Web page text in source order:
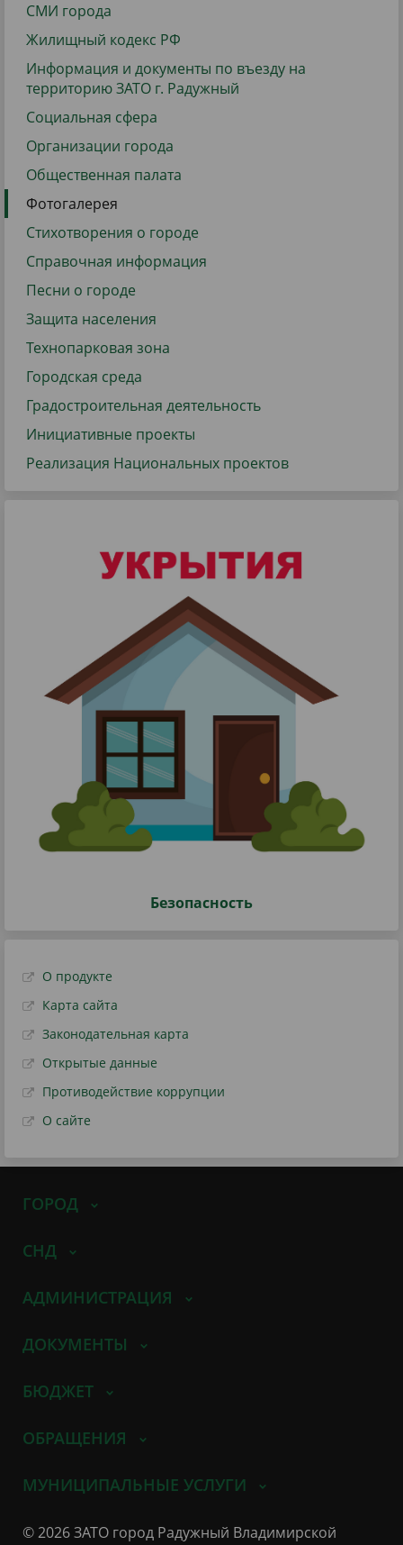
СМИ города
Жилищный кодекс РФ
Информация и документы по въезду на
территорию ЗАТО г. Радужный
Социальная сфера
Организации города
Общественная палата
Фотогалерея
Стихотворения о городе
Справочная информация
Песни о городе
Защита населения
Технопарковая зона
Городская среда
Градостроительная деятельность
Инициативные проекты
Реализация Национальных проектов
Безопасность
О продукте
Карта сайта
Законодательная карта
Открытые данные
Противодействие коррупции
О сайте
ГОРОД
СНД
АДМИНИСТРАЦИЯ
ДОКУМЕНТЫ
БЮДЖЕТ
ОБРАЩЕНИЯ
МУНИЦИПАЛЬНЫЕ УСЛУГИ
© 2026 ЗАТО город Радужный Владимирской